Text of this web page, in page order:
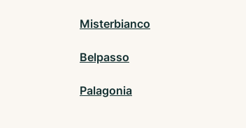
Misterbianco
Belpasso
Palagonia